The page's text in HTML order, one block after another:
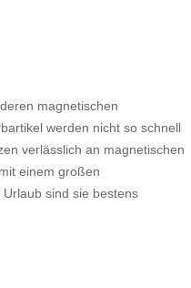
magnetischen
werden nicht so schnell
verlässlich an magnetischen
einem großen
sind sie bestens